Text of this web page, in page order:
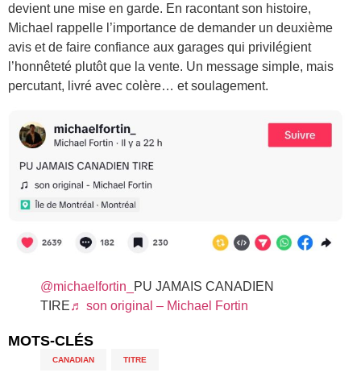
devient une mise en garde. En racontant son histoire,
Michael rappelle l’importance de demander un deuxième
avis et de faire confiance aux garages qui privilégient
l’honnêteté plutôt que la vente. Un message simple, mais
percutant, livré avec colère… et soulagement.
@michaelfortin_
PU JAMAIS CANADIEN
TIRE♬ son original – Michael Fortin
MOTS-CLÉS
CANADIAN TITRE